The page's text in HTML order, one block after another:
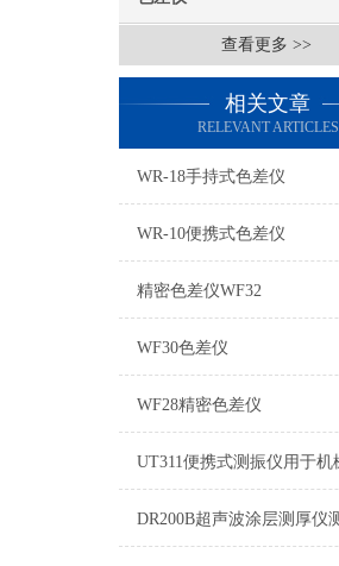
查看更多 >>
相关文章
RELEVANT ARTICLES
WR-18手持式色差仪
WR-10便携式色差仪
精密色差仪WF32
WF30色差仪
WF28精密色差仪